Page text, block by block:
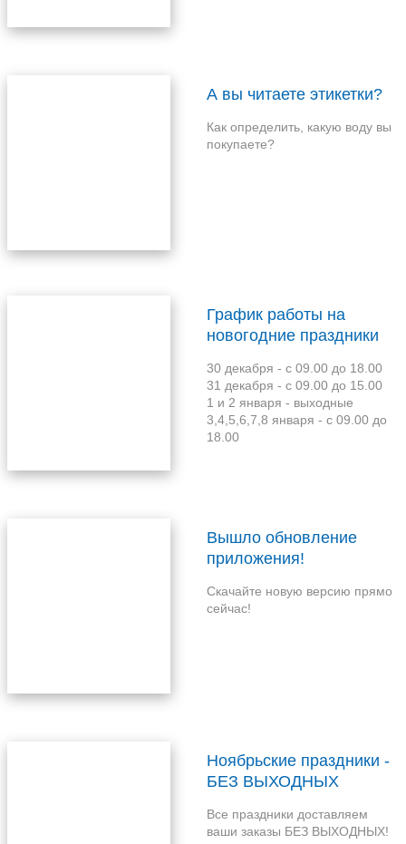
А вы читаете этикетки?
Как определить, какую воду вы
покупаете?
График работы на
новогодние праздники
30 декабря - с 09.00 до 18.00
31 декабря - с 09.00 до 15.00
1 и 2 января - выходные
3,4,5,6,7,8 января - с 09.00 до
18.00
Вышло обновление
приложения!
Скачайте новую версию прямо
сейчас!
Ноябрьские праздники -
БЕЗ ВЫХОДНЫХ
Все праздники доставляем
ваши заказы БЕЗ ВЫХОДНЫХ!